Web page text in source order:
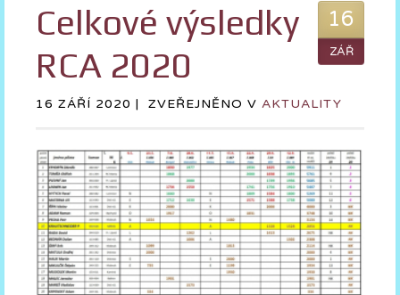
16
ZÁŘ
Celkové výsledky
RCA 2020
16 ZÁŘÍ 2020 | ZVEŘEJNĚNO V AKTUALITY